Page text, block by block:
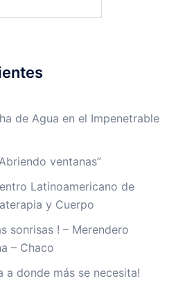
de Agua en el Impenetrable
ventanas”
Latinoamericano de
y Cuerpo
sonrisas ! – Merendero
– Chaco
a donde más se necesita!